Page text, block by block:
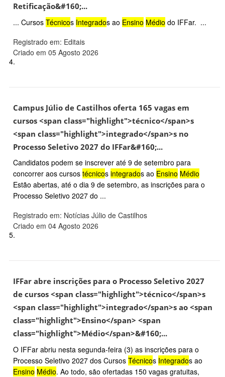
Retificação&#160;...
... Cursos Técnicos Integrados ao Ensino Médio do IFFar. ...
Registrado em: Editais
Criado em 05 Agosto 2026
4.
Campus Júlio de Castilhos oferta 165 vagas em
cursos <span class="highlight">técnico</span>s
<span class="highlight">integrado</span>s no
Processo Seletivo 2027 do IFFar&#160;...
Candidatos podem se inscrever até 9 de setembro para
concorrer aos cursos técnicos integrados ao Ensino Médio
Estão abertas, até o dia 9 de setembro, as inscrições para o
Processo Seletivo 2027 do ...
Registrado em: Notícias Júlio de Castilhos
Criado em 04 Agosto 2026
5.
IFFar abre inscrições para o Processo Seletivo 2027
de cursos <span class="highlight">técnico</span>s
<span class="highlight">integrado</span>s ao <span
class="highlight">Ensino</span> <span
class="highlight">Médio</span>&#160;...
O IFFar abriu nesta segunda-feira (3) as inscrições para o
Processo Seletivo 2027 dos Cursos Técnicos Integrados ao
Ensino Médio. Ao todo, são ofertadas 150 vagas gratuitas,